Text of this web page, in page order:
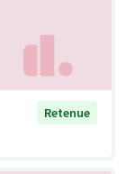
Retenue